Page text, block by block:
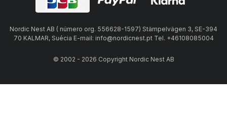
Nordic Nest AB ( número org. 556628-1597) Stämpelvägen 3, SE-394
70 KALMAR, Suécia E-mail: info@nordicnest.pt Tel. +46108085004
© 2002 - 2026 Copyright Nordic Nest AB